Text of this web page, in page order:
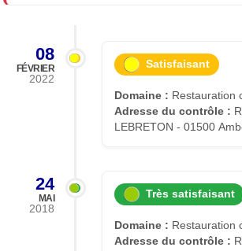
08
FÉVRIER
2022
Satisfaisant
Domaine : Restauration
Adresse du contrôle :
LEBRETON - 01500
24
MAI
2018
Très satisfaisant
Domaine : Restauration
Adresse du contrôle :